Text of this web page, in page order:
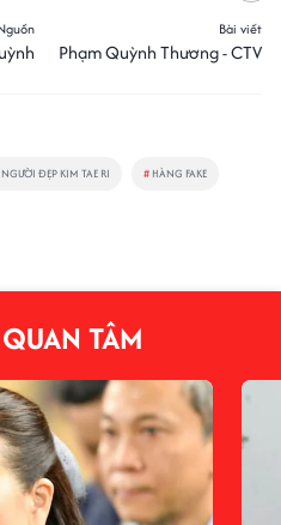
Bài viết
Phạm Quỳnh Thương - CTV
NGƯỜI ĐẸP KIM TAE RI # HÀNG FAKE
TÂM